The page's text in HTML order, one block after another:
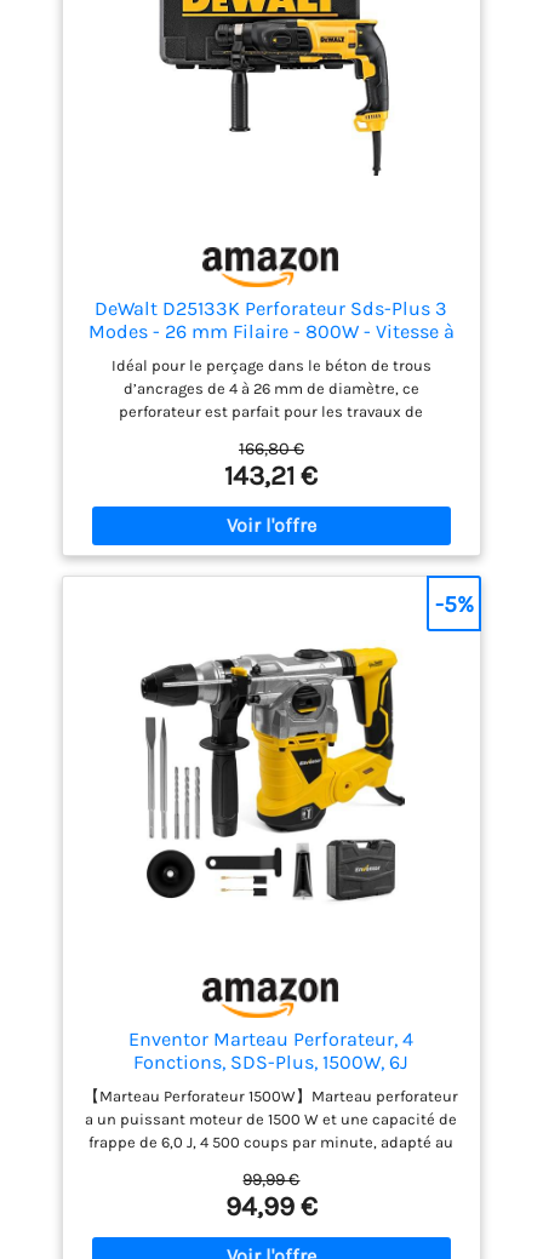
DeWalt D25133K Perforateur Sds-Plus 3
Modes - 26 mm Filaire - 800W - Vitesse à
Vide 0-1500 tr/Min - Energie de frappe
(Epta 05/2009) 2, 8 Joules
Idéal pour le perçage dans le béton de trous
d’ancrages de 4 à 26 mm de diamètre, ce
perforateur est parfait pour les travaux de
réaliser du burinage léger dans des matériaux de
construction peu durs, de la brique et
occasionnellement du béton léger Le stop de frappe
permet d'effectuer du perçage rotatif simple dans
le bois, le métal ou le carrelage Avec sa puissance
de 800W, ce perforateur ne vous laissera pas
tomber Le débrayage de sécurité élimine le risque
166,80 €
143,21 €
Enventor Marteau Perforateur, 4
Fonctions, SDS-Plus, 1500W, 6J
【Marteau Perforateur 1500W】Marteau perforateur
a un puissant moteur de 1500 W et une capacité de
frappe de 6,0 J, 4 500 coups par minute, adapté au
à l'acier (13 mm), à la brique ( 32 mm), etc. 【4
Fonctions Puissantes】Porte-outil robuste SDS
Plus vous permet de basculer rapidement et
99,99 €
94,99 €
-5%